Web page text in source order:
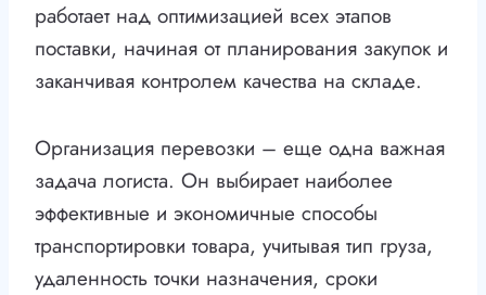
работает над оптимизацией всех этапов
поставки, начиная от планирования закупок и
заканчивая контролем качества на складе.
Организация перевозки – еще одна важная
задача логиста. Он выбирает наиболее
эффективные и экономичные способы
транспортировки товара, учитывая тип груза,
удаленность точки назначения, сроки